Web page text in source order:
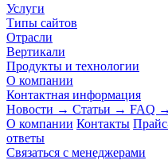
Услуги
Типы сайтов
Отрасли
Вертикали
Продукты и технологии
О компании
Контактная информация
Новости → Статьи → FAQ →
О компании Контакты
ответы
Связаться с менеджерами